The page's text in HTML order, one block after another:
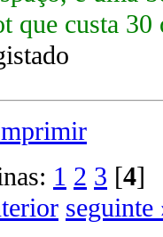
que custa
1 2 3 [4
seguinte